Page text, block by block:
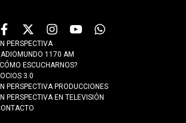
PERSPECTIVA
1170 AM
ESCUCHARNOS?
3.0
PERSPECTIVA PRODUCCIONES
PERSPECTIVA EN TELEVISIÓN